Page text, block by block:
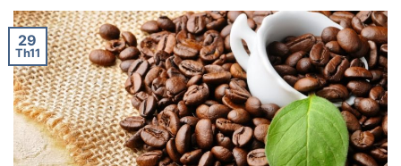
29
Th11